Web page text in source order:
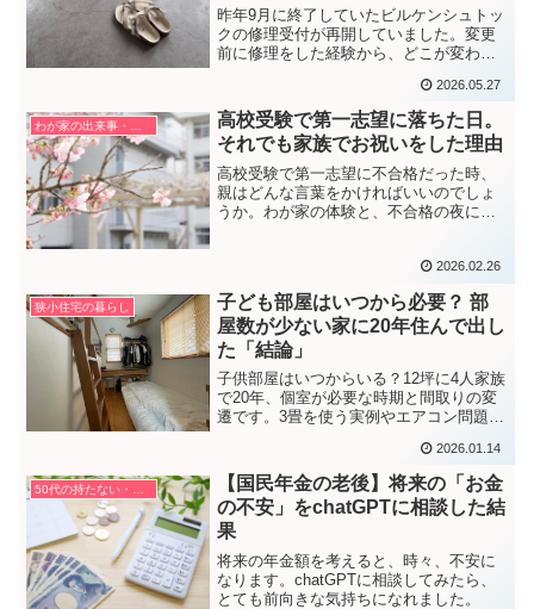
昨年9月に終了していたビルケンシュトッ
クの修理受付が再開していました。変更
前に修理をした経験から、どこが変わっ
付どちらで修理するのがいいのかを調べ
ました。
2026.05.27
高校受験で第一志望に落ちた日。
それでも家族でお祝いをした理由
高校受験で第一志望に不合格だった時、
親はどんな言葉をかければいいのでしょ
うか。わが家の体験と、不合格の夜に家
2026.02.26
狭小住宅の暮らし
子ども部屋はいつから必要？ 部
屋数が少ない家に20年住んで出し
た「結論」
子供部屋はいつからいる？12坪に4人家族
で20年、個室が必要な時期と間取りの変
遷です。3畳を使う実例やエアコン問題な
2026.01.14
【国民年金の老後】将来の「お金
の不安」をchatGPTに相談した結
果
将来の年金額を考えると、時々、不安に
なります。chatGPTに相談してみたら、
とても前向きな気持ちになれました。